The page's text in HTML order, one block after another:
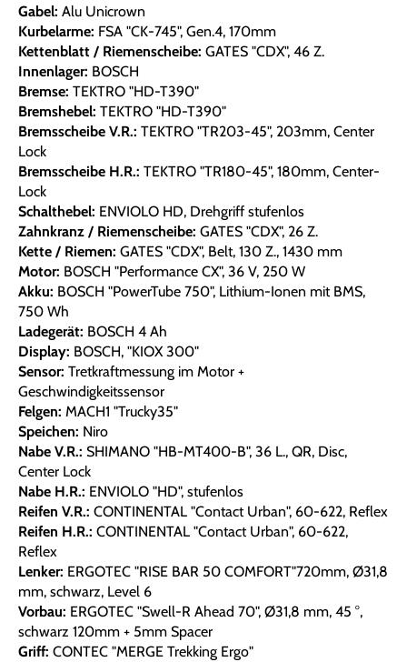
Gabel: Alu Unicrown
Kurbelarme: FSA "CK-745", Gen.4, 170mm
Kettenblatt / Riemenscheibe: GATES "CDX", 46 Z.
Innenlager: BOSCH
Bremse: TEKTRO "HD-T390"
Bremshebel: TEKTRO "HD-T390"
Bremsscheibe V.R.: TEKTRO "TR203-45", 203mm, Center
Lock
Bremsscheibe H.R.: TEKTRO "TR180-45", 180mm, Center-
Lock
Schalthebel: ENVIOLO HD, Drehgriff stufenlos
Zahnkranz / Riemenscheibe: GATES "CDX", 26 Z.
Kette / Riemen: GATES "CDX", Belt, 130 Z., 1430 mm
Motor: BOSCH "Performance CX", 36 V, 250 W
Akku: BOSCH "PowerTube 750", Lithium-Ionen mit BMS,
750 Wh
Ladegerät: BOSCH 4 Ah
Display: BOSCH, "KIOX 300"
Sensor: Tretkraftmessung im Motor +
Geschwindigkeitssensor
Felgen: MACH1 "Trucky35"
Speichen: Niro
Nabe V.R.: SHIMANO "HB-MT400-B", 36 L., QR, Disc,
Center Lock
Nabe H.R.: ENVIOLO "HD", stufenlos
Reifen V.R.: CONTINENTAL "Contact Urban", 60-622, Reflex
Reifen H.R.: CONTINENTAL "Contact Urban", 60-622,
Reflex
Lenker: ERGOTEC "RISE BAR 50 COMFORT"720mm, Ø31,8
mm, schwarz, Level 6
Vorbau: ERGOTEC "Swell-R Ahead 70", Ø31,8 mm, 45 °,
schwarz 120mm + 5mm Spacer
Griff: CONTEC "MERGE Trekking Ergo"